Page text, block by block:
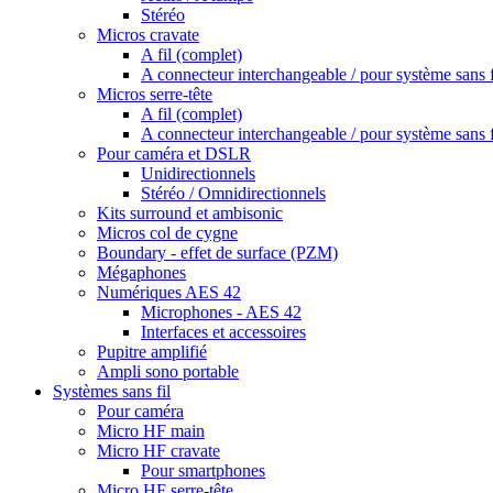
Stéréo
Micros cravate
A fil (complet)
A connecteur interchangeable / pour système sans
Micros serre-tête
A fil (complet)
A connecteur interchangeable / pour système sans
Pour caméra et DSLR
Unidirectionnels
Stéréo / Omnidirectionnels
Kits surround et ambisonic
Micros col de cygne
Boundary - effet de surface (PZM)
Mégaphones
Numériques AES 42
Microphones - AES 42
Interfaces et accessoires
Pupitre amplifié
Ampli sono portable
Systèmes sans fil
Pour caméra
Micro HF main
Micro HF cravate
Pour smartphones